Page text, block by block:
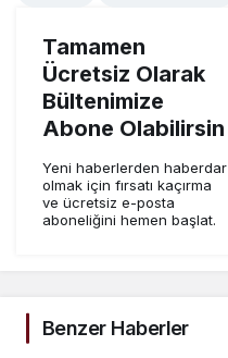
Tamamen
Ücretsiz Olarak
Bültenimize
Abone Olabilirsin
Yeni haberlerden haberdar
olmak için fırsatı kaçırma
ve ücretsiz e-posta
aboneliğini hemen başlat.
Benzer Haberler